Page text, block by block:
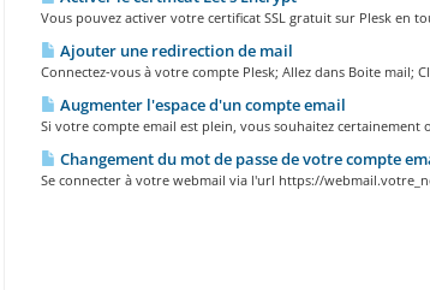
Vous pouvez activer votre certificat SSL gratuit sur Plesk en
Ajouter une redirection de mail
Connectez-vous à votre compte Plesk; Allez dans Boite mail;
Augmenter l'espace d'un compte email
Si votre compte email est plein, vous souhaitez certainement
Changement du mot de passe de votre compte
Se connecter à votre webmail via l'url https://